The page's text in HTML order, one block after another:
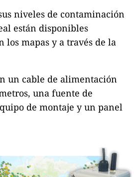
niveles de contaminación
están disponibles
los mapas y a través de la
un cable de alimentación
una fuente de
de montaje y un panel